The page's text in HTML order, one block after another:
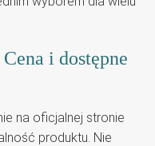
i dostępne
na oficjalnej stronie
produktu. Nie